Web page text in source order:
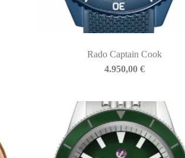
Rado Captain Cook
4.950,00€